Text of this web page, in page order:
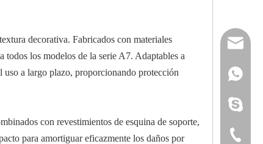
decorativa. Fabricados con materiales
los modelos de la serie A7. Adaptables a
uso a largo plazo, proporcionando protección
con revestimientos de esquina de soporte,
para amortiguar eficazmente los daños por
+86-